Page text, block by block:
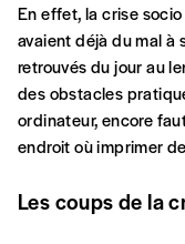
AJOUTER
Édition
AJOUTER
En effet, la crise
avaient déjà du mal à
retrouvés du jour au
des obstacles
ordinateur, encore
endroit où imprimer
Les coups de la